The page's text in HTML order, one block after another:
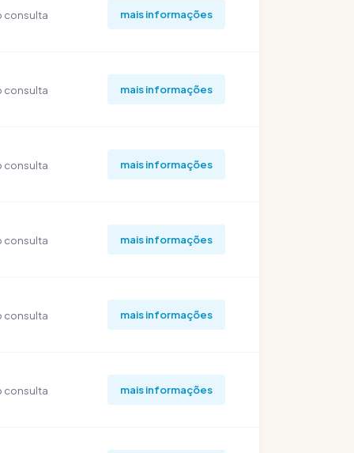
consulta mais informações
consulta mais informações
consulta mais informações
consulta mais informações
consulta mais informações
consulta mais informações